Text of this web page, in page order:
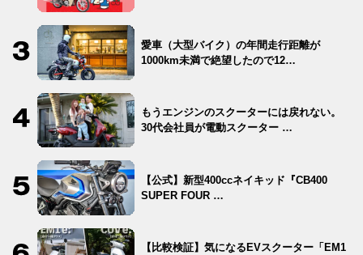
愛車（大型バイク）の年間走行距離が
1000km未満で絶望したので12…
もうエンジンのスクーターには戻れない。
30代会社員が電動スクーター …
【公式】新型400ccネイキッド『CB400
SUPER FOUR …
【比較検証】気になるEVスクーター「EM1